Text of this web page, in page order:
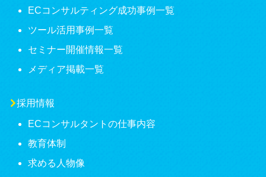
ECコンサルティング成功事例一覧
ツール活用事例一覧
セミナー開催情報一覧
メディア掲載一覧
採用情報
ECコンサルタントの仕事内容
教育体制
求める人物像